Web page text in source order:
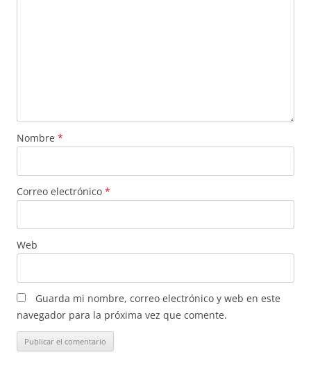
Nombre *
Correo electrónico *
Web
Guarda mi nombre, correo electrónico y web en este
navegador para la próxima vez que comente.